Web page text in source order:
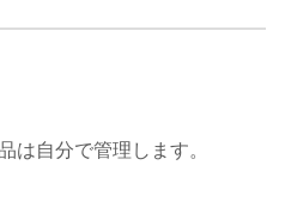
は自分で管理します。